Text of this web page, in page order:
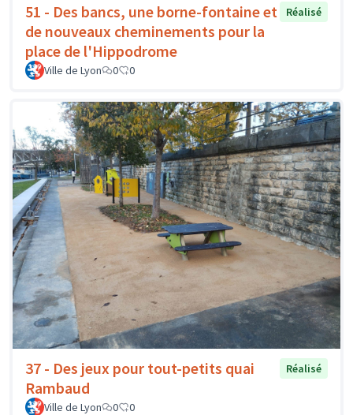
51 - Des bancs, une borne-fontaine et
de nouveaux cheminements pour la
place de l'Hippodrome
Réalisé
Ville de Lyon 0 0
37 - Des jeux pour tout-petits quai
Rambaud
Réalisé
Ville de Lyon 0 0